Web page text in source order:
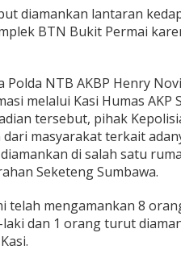
diamankan lantaran
BTN Bukit Permai
Polda NTB AKBP Henry
melalui Kasi Humas AKP
tersebut, pihak
masyarakat terkait
di salah satu
Seketeng Sumbawa.
telah mengamankan 8
dan 1 orang turut